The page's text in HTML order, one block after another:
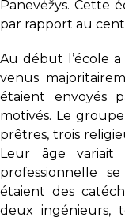
Panevėžys. Cette
par rapport au
Au début l’école
venus
étaient envoyés
motivés. Le
prêtres, trois
Leur âge
professionnelle
étaient des
deux ingénieurs,